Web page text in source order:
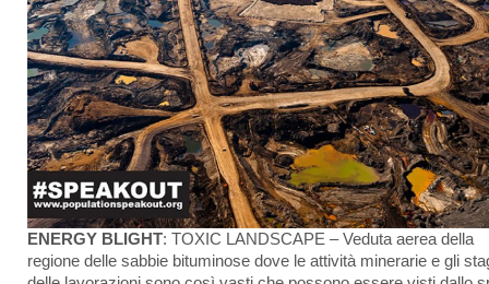
ENERGY BLIGHT: TOXIC LANDSCAPE – Veduta aerea della
regione delle sabbie bituminose dove le attività minerarie e gli